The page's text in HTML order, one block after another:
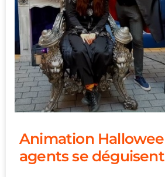
Animation
agents se